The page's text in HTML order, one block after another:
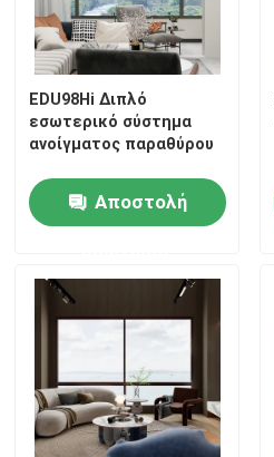
EDU98Hi Διπλό
εσωτερικό σύστημα
ανοίγματος παραθύρου
Αποστολή